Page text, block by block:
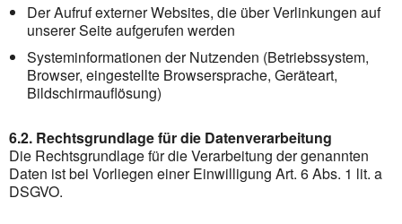
Der Aufruf externer Websites, die über Verlinkungen auf
unserer Seite aufgerufen werden
Systeminformationen der Nutzenden (Betriebssystem,
Browser, eingestellte Browsersprache, Geräteart,
Bildschirmauflösung)
6.2. Rechtsgrundlage für die Datenverarbeitung
Die Rechtsgrundlage für die Verarbeitung der genannten
Daten ist bei Vorliegen einer Einwilligung Art. 6 Abs. 1 lit. a
DSGVO.